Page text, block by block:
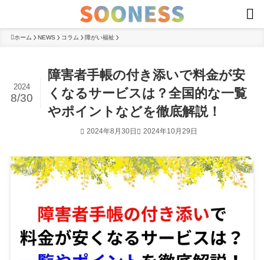
ホーム NEWS コラム 障がい福祉
障害者手帳の付き添いで料金が安
くなるサービスは？全国的な一覧
やポイントなどを徹底解説！
2024
8/30
2024年8月30日 2024年10月29日